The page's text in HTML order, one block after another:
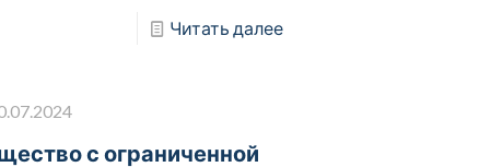
Читать далее
с ограниченной